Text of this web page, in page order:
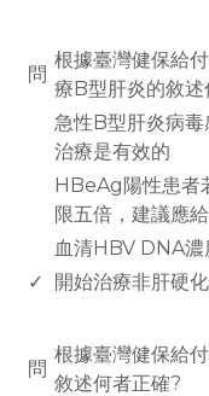
問
根據臺灣健保給
療B型肝炎的敘述
急性B型肝炎病
治療是有效的
HBeAg陽性患者
限五倍，建議應
血清HBV DNA濃
✓
開始治療非肝硬
問
根據臺灣健保給
敘述何者正確?